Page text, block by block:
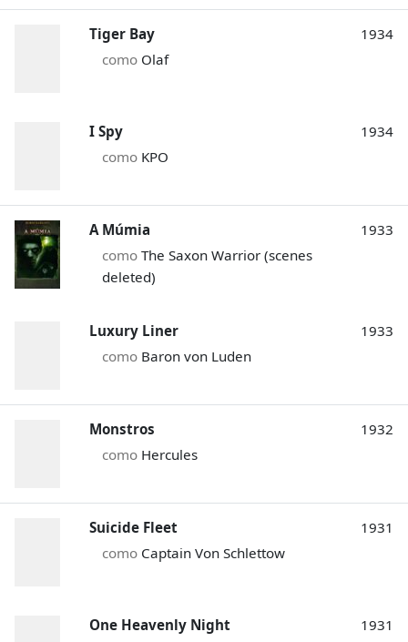
Tiger Bay
como Olaf
1934
I Spy
como KPO
1934
A Múmia
como The Saxon Warrior (scenes
deleted)
1933
Luxury Liner
como Baron von Luden
1933
Monstros
como Hercules
1932
Suicide Fleet
como Captain Von Schlettow
1931
One Heavenly Night
1931